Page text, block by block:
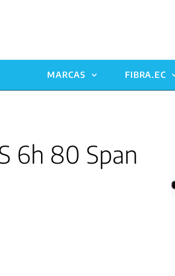
MARCAS FIBRA.EC
6h 80 Span